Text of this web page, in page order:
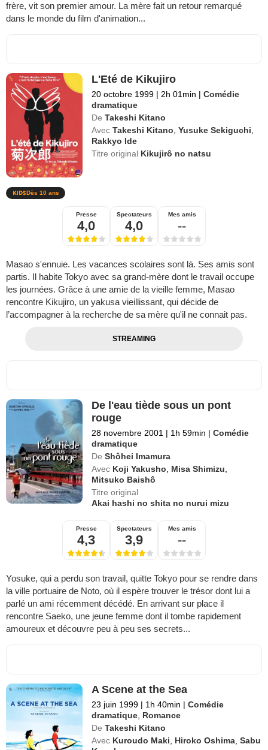
frère, vit son premier amour. La mère fait un retour remarqué
dans le monde du film d'animation...
L'Eté de Kikujiro
20 octobre 1999 | 2h 01min | Comédie
dramatique
De Takeshi Kitano
Avec Takeshi Kitano ,Yusuke Sekiguchi
Rakkyo Ide
Titre original Kikujirô no natsu
Dès 10 ans
Presse
4,0
Spectateurs
4,0
Mes amis
--
Masao s'ennuie. Les vacances scolaires sont là. Ses amis sont
partis. Il habite Tokyo avec sa grand-mère dont le travail occupe
les journées. Grâce à une amie de la vieille femme, Masao
rencontre Kikujiro, un yakusa vieillissant, qui décide de
l’accompagner à la recherche de sa mère qu'il ne connait pas.
STREAMING
De l'eau tiède sous un pont
rouge
28 novembre 2001 | 1h 59min | Comédie
dramatique
De Shôhei Imamura
Avec Koji Yakusho Misa Shimizu
Mitsuko Baishô
Titre original
Akai hashi no shita no nurui mizu
Presse
4,3
Spectateurs
3,9
Mes amis
--
Yosuke, qui a perdu son travail, quitte Tokyo pour se rendre dans
la ville portuaire de Noto, où il espère trouver le trésor dont lui a
parlé un ami récemment décédé. En arrivant sur place il
rencontre Saeko, une jeune femme dont il tombe rapidement
amoureux et découvre peu à peu ses secrets...
A Scene at the Sea
23 juin 1999 | 1h 40min | Comédie
dramatique Romance
De Takeshi Kitano
Avec Kuroudo Maki Hiroko Oshima ,Sabu